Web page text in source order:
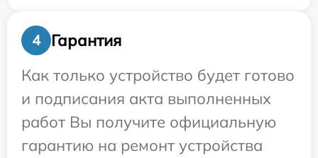
4
Гарантия
Как только устройство будет готово
и подписания акта выполненных
работ Вы получите официальную
гарантию на ремонт устройства